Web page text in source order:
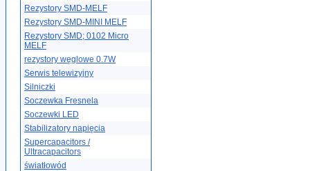
Rezystory SMD-MELF
Rezystory SMD-MINI MELF
Rezystory SMD; 0102 Micro
MELF
rezystory węglowe 0.7W
Serwis telewizyjny
Silniczki
Soczewka Fresnela
Soczewki LED
Stabilizatory napięcia
Supercapacitors /
Ultracapacitors
światłowód